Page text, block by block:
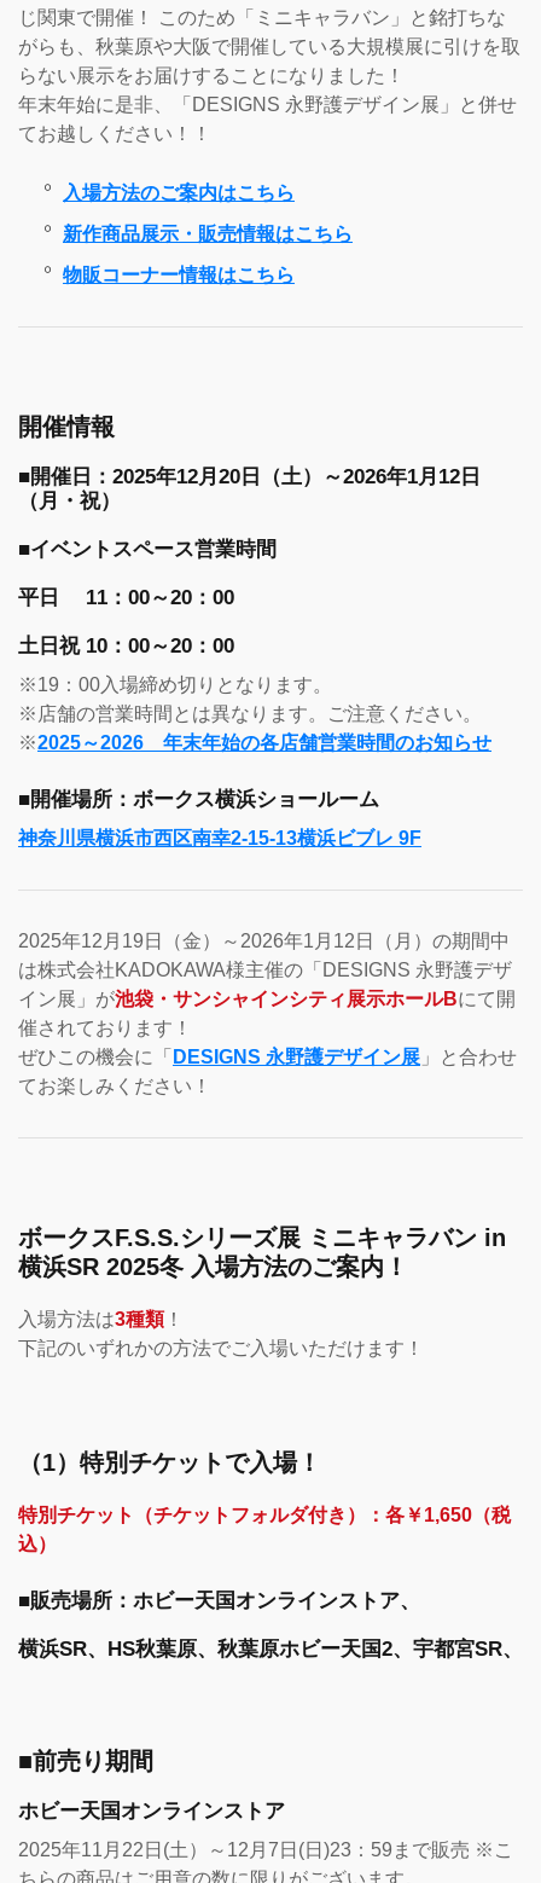
じ関東で開催！ このため「ミニキャラバン」と銘打ちな
がらも、秋葉原や大阪で開催している大規模展に引けを取
らない展示をお届けすることになりました！
年末年始に是非、「DESIGNS 永野護デザイン展」と併せ
てお越しください！！
入場方法のご案内はこちら
新作商品展示・販売情報はこちら
物販コーナー情報はこちら
開催情報
■開催日：2025年12月20日（土）～2026年1月12日
（月・祝）
■イベントスペース営業時間
平日 11：00～20：00
土日祝 10：00～20：00
※19：00入場締め切りとなります。
※店舗の営業時間とは異なります。ご注意ください。
※2025～2026 年末年始の各店舗営業時間のお知らせ
■開催場所：ボークス横浜ショールーム
神奈川県横浜市西区南幸2-15-13横浜ビブレ 9F
2025年12月19日（金）～2026年1月12日（月）の期間中
は株式会社KADOKAWA様主催の「DESIGNS 永野護デザ
イン展」が池袋・サンシャインシティ展示ホールBにて開
催されております！
ぜひこの機会に「 DESIGNS 永野護デザイン展 」と合わせ
てお楽しみください！
ボークスF.S.S.シリーズ展 ミニキャラバン in
横浜SR 2025冬 入場方法のご案内！
入場方法は3種類！
下記のいずれかの方法でご入場いただけます！
（1）特別チケットで入場！
特別チケット（チケットフォルダ付き）：各￥1,650（税
込）
■販売場所：ホビー天国オンラインストア、
横浜SR、HS秋葉原、秋葉原ホビー天国2、宇都宮SR、
■前売り期間
ホビー天国オンラインストア
2025年11月22日(土）～12月7日(日)23：59まで販売 ※こ
ちらの商品はご用意の数に限りがございます。